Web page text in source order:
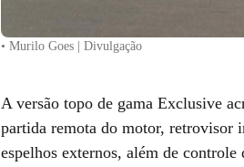
• Murilo Goes | Divulgação
A versão topo de gama Exclusive
partida remota do motor, retrovisor
espelhos externos, além de